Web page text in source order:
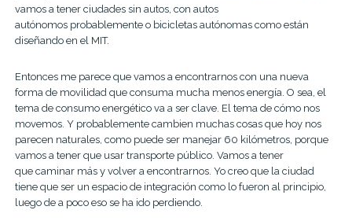
vamos a tener ciudades sin autos, con autos
autónomos probablemente o bicicletas autónomas como están
diseñando en el MIT.
Entonces me parece que vamos a encontrarnos con una nueva
forma de movilidad que consuma mucha menos energía. O sea, el
tema de consumo energético va a ser clave. El tema de cómo nos
movemos. Y probablemente cambien muchas cosas que hoy nos
parecen naturales, como puede ser manejar 60 kilómetros, porque
vamos a tener que usar transporte público. Vamos a tener
que caminar más y volver a encontrarnos. Yo creo que la ciudad
tiene que ser un espacio de integración como lo fueron al principio,
luego de a poco eso se ha ido perdiendo.